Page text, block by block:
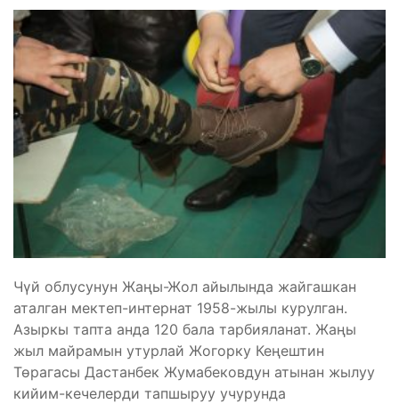
Чүй облусунун Жаңы-Жол айылында жайгашкан
аталган мектеп-интернат 1958-жылы курулган.
Азыркы тапта анда 120 бала тарбияланат. Жаңы
жыл майрамын утурлай Жогорку Кеңештин
Төрагасы Дастанбек Жумабековдун атынан жылуу
кийим-кечелерди тапшыруу учурунда